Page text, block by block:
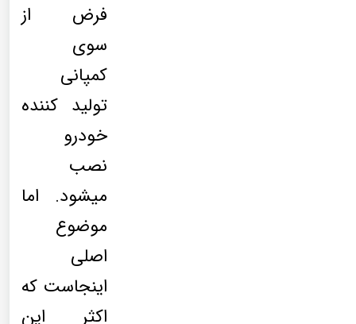
فرض از
سوی
کمپانی
تولید کننده
خودرو
نصب
میشود. اما
موضوع
اصلی
اینجاست که
اکثر این